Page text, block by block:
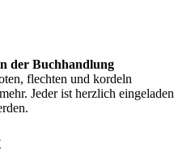
der Buchhandlung
flechten und kordeln
Jeder ist herzlich eingeladen